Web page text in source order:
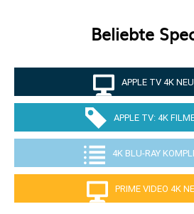
Beliebte
APPLE TV 4K
APPLE TV: 4K
4K BLU-RAY
PRIME VIDEO 4K